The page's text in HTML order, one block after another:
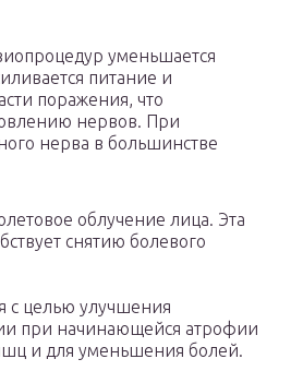
уменьшается
питание и
поражения, что
нервов. При
нерва в большинстве
облучение лица. Эта
снятию болевого
с целью улучшения
при начинающейся атрофии
и для уменьшения болей.